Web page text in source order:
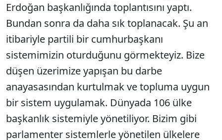
Erdoğan başkanlığında toplantısını yaptı.
Bundan sonra da daha sık toplanacak. Şu an
itibariyle partili bir cumhurbaşkanı
sistemimizin oturduğunu görmekteyiz. Bize
düşen üzerimize yapışan bu darbe
anayasasından kurtulmak ve topluma uygun
bir sistem uygulamak. Dünyada 106 ülke
başkanlık sistemiyle yönetiliyor. Bizim gibi
parlamenter sistemlerle yönetilen ülkelere